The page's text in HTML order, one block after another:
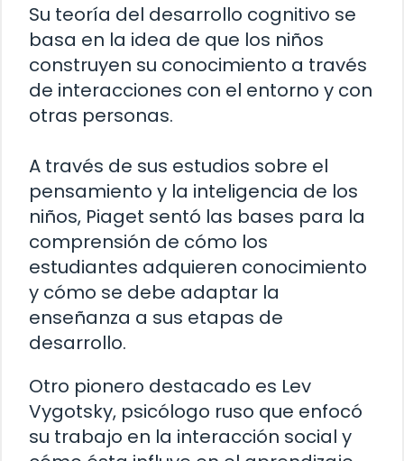
Su teoría del desarrollo cognitivo se
basa en la idea de que los niños
construyen su conocimiento a través
de interacciones con el entorno y con
otras personas.
A través de sus estudios sobre el
pensamiento y la inteligencia de los
niños, Piaget sentó las bases para la
comprensión de cómo los
estudiantes adquieren conocimiento
y cómo se debe adaptar la
enseñanza a sus etapas de
desarrollo.
Otro pionero destacado es Lev
Vygotsky, psicólogo ruso que enfocó
su trabajo en la interacción social y